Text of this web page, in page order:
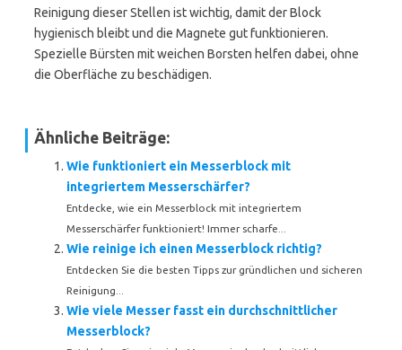
Reinigung dieser Stellen ist wichtig, damit der Block
hygienisch bleibt und die Magnete gut funktionieren.
Spezielle Bürsten mit weichen Borsten helfen dabei, ohne
die Oberfläche zu beschädigen.
Ähnliche Beiträge:
Wie funktioniert ein Messerblock mit
integriertem Messerschärfer?
Entdecke, wie ein Messerblock mit integriertem
Messerschärfer funktioniert! Immer scharfe...
Wie reinige ich einen Messerblock richtig?
Entdecken Sie die besten Tipps zur gründlichen und sicheren
Reinigung...
Wie viele Messer fasst ein durchschnittlicher
Messerblock?